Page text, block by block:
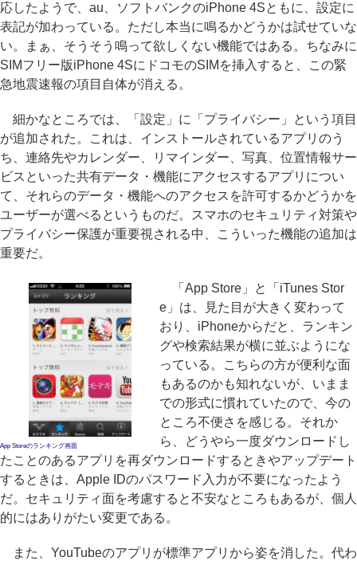
応したようで、au、ソフトバンクのiPhone 4Sともに、設定に
表記が加わっている。ただし本当に鳴るかどうかは試せていな
い。まぁ、そうそう鳴って欲しくない機能ではある。ちなみに
SIMフリー版iPhone 4SにドコモのSIMを挿入すると、この緊
急地震速報の項目自体が消える。
細かなところでは、「設定」に「プライバシー」という項目
が追加された。これは、インストールされているアプリのう
ち、連絡先やカレンダー、リマインダー、写真、位置情報サー
ビスといった共有データ・機能にアクセスするアプリについ
て、それらのデータ・機能へのアクセスを許可するかどうかを
ユーザーが選べるというものだ。スマホのセキュリティ対策や
プライバシー保護が重要視される中、こういった機能の追加は
重要だ。
App Storeのランキング画面
「App Store」と「iTunes Stor
e」は、見た目が大きく変わって
おり、iPhoneからだと、ランキン
グや検索結果が横に並ぶようにな
っている。こちらの方が便利な面
もあるのかも知れないが、いまま
での形式に慣れていたので、今の
ところ不便さを感じる。それか
ら、どうやら一度ダウンロードし
たことのあるアプリを再ダウンロードするときやアップデート
するときは、Apple IDのパスワード入力が不要になったよう
だ。セキュリティ面を考慮すると不安なところもあるが、個人
的にはありがたい変更である。
また、YouTubeのアプリが標準アプリから姿を消した。代わ